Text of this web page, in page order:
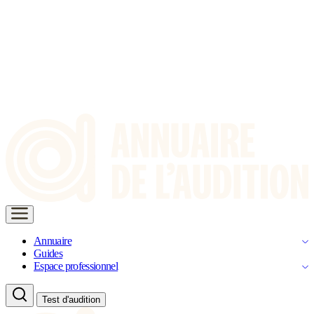
Annuaire
Guides
Espace professionnel
Test d'audition